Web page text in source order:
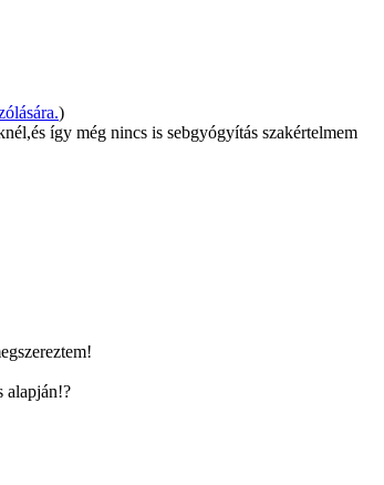
)
így még nincs is sebgyógyítás szakértelmem
alapján!?